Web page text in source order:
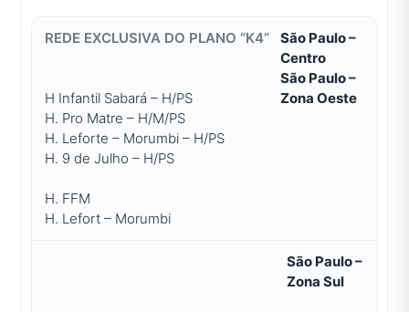
São Paulo –
Centro
H Infantil Sabará – H/PS
H. Pro Matre – H/M/PS
H. Leforte – Morumbi – H/PS
H. 9 de Julho – H/PS
São Paulo –
Zona Oeste
H. FFM
H. Lefort – Morumbi
São Paulo –
Zona Sul